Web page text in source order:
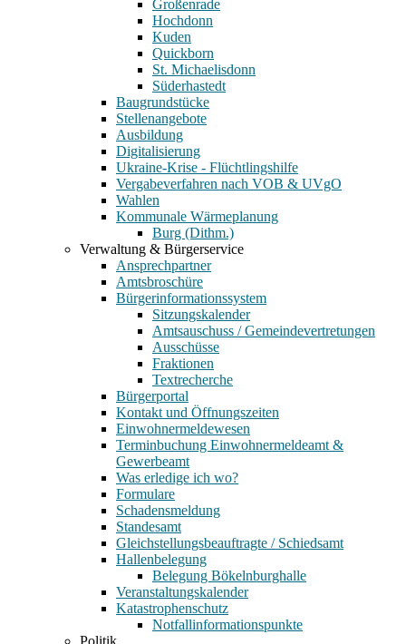
Großenrade
Hochdonn
Kuden
Quickborn
St. Michaelisdonn
Süderhastedt
Baugrundstücke
Stellenangebote
Ausbildung
Digitalisierung
Ukraine-Krise - Flüchtlingshilfe
Vergabeverfahren nach VOB & UVgO
Wahlen
Kommunale Wärmeplanung
Burg (Dithm.)
Verwaltung & Bürgerservice
Ansprechpartner
Amtsbroschüre
Bürgerinformationssystem
Sitzungskalender
Amtsauschuss / Gemeindevertretungen
Ausschüsse
Fraktionen
Textrecherche
Bürgerportal
Kontakt und Öffnungszeiten
Einwohnermeldewesen
Terminbuchung Einwohnermeldeamt &
Gewerbeamt
Was erledige ich wo?
Formulare
Schadensmeldung
Standesamt
Gleichstellungsbeauftragte / Schiedsamt
Hallenbelegung
Belegung Bökelnburghalle
Veranstaltungskalender
Katastrophenschutz
Notfallinformationspunkte
Politik